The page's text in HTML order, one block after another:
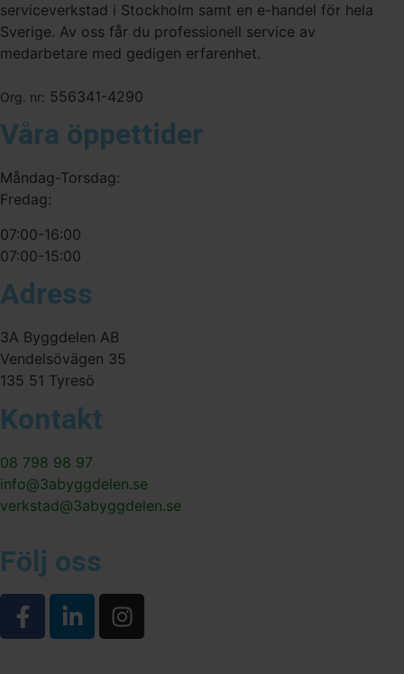
serviceverkstad i Stockholm samt en e-handel för hela
Sverige. Av oss får du professionell service av
medarbetare med gedigen erfarenhet.
Org. nr: 556341-4290
Våra öppettider
Måndag-Torsdag:
Fredag:
07:00-16:00
07:00-15:00
Adress
3A Byggdelen AB
Vendelsövägen 35
135 51 Tyresö
Kontakt
08 798 98 97
info@3abyggdelen.se
verkstad@3abyggdelen.se
Följ oss